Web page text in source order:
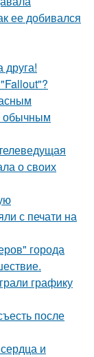
ее добивался
друга!
обычным
о своих
с печати на
города
графику
после
и